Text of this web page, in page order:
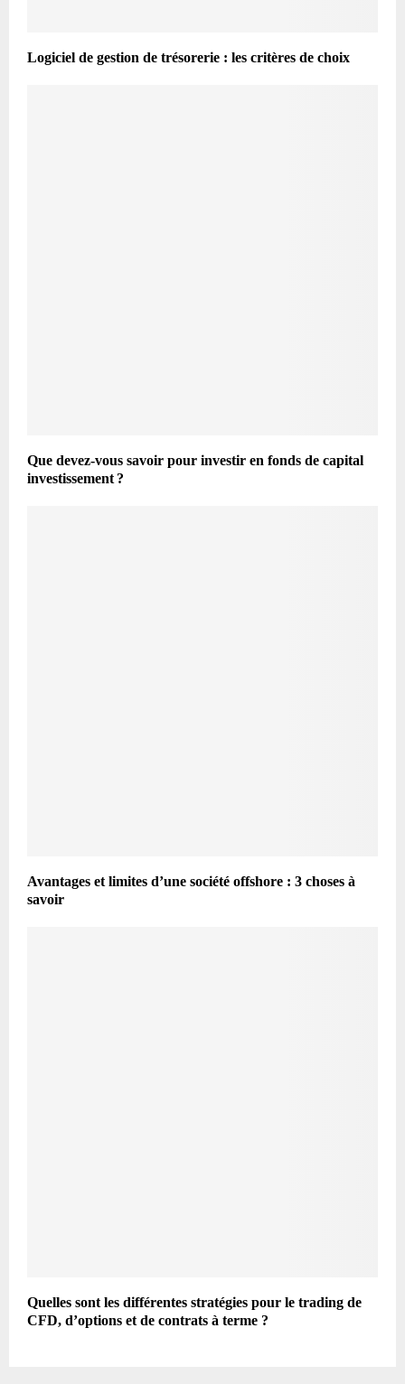
Logiciel de gestion de trésorerie : les critères de choix
Que devez-vous savoir pour investir en fonds de capital
investissement ?
Avantages et limites d’une société offshore : 3 choses à
savoir
Quelles sont les différentes stratégies pour le trading de
CFD, d’options et de contrats à terme ?